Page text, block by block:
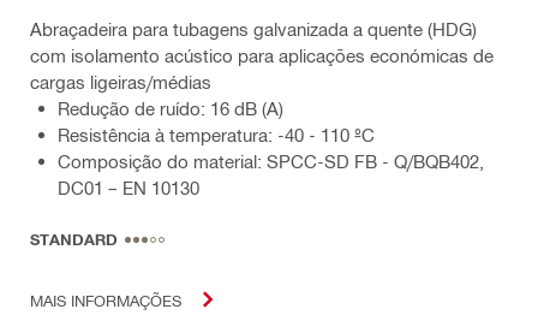
Abraçadeira para tubagens galvanizada a quente (HDG)
com isolamento acústico para aplicações económicas de
cargas ligeiras/médias
Redução de ruído: 16 dB (A)
Resistência à temperatura: -40 - 110 ºC
Composição do material: SPCC-SD FB - Q/BQB402,
DC01 – EN 10130
STANDARD
MAIS INFORMAÇÕES